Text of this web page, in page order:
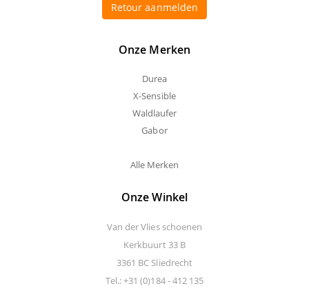
Retour aanmelden
Onze Merken
Durea
X-Sensible
Waldlaufer
Gabor
Alle Merken
Onze Winkel
Van der Vlies schoenen
Kerkbuurt 33 B
3361 BC Sliedrecht
Tel.: +31 (0)184 - 412 135